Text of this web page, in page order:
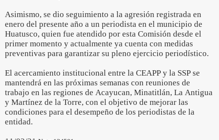
Asimismo, se dio seguimiento a la agresión registrada en
enero del presente año a un periodista en el municipio de
Huatusco, quien fue atendido por esta Comisión desde el
primer momento y actualmente ya cuenta con medidas
preventivas para garantizar su pleno ejercicio periodístico.
El acercamiento institucional entre la CEAPP y la SSP se
mantendrá en las próximas semanas con reuniones de
trabajo en las regiones de Acayucan, Minatitlán, La Antigua
y Martínez de la Torre, con el objetivo de mejorar las
condiciones para el desempeño de los periodistas de la
entidad.